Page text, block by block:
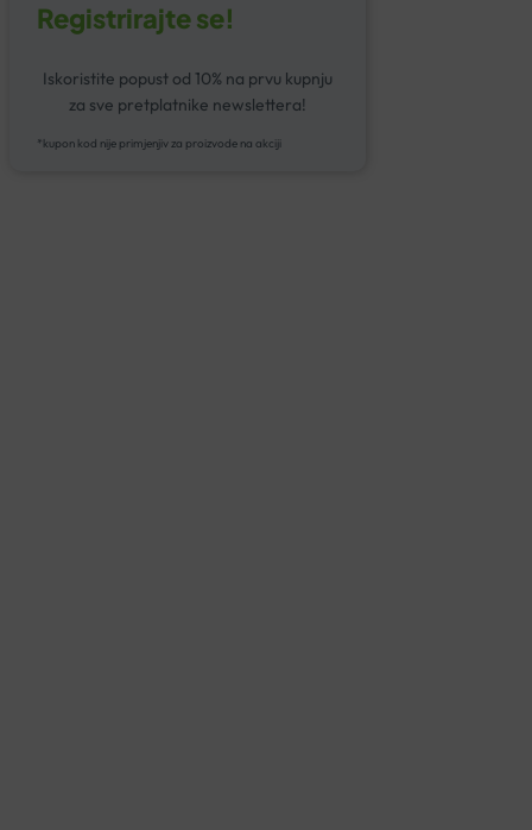
Registrirajte se!
Iskoristite popust od 10% na prvu kupnju
za sve pretplatnike newslettera!
*kupon kod nije primjenjiv za proizvode na akciji